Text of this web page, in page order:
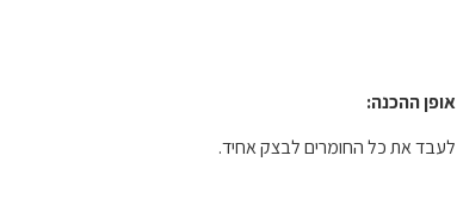
אופן ההכנה:
לעבד את כל החומרים לבצק אחיד.